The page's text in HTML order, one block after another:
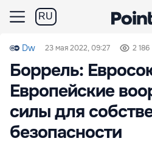
RU
Dw 23 мая 2022, 09:27 2 186
Боррель:
Европейские
силы для
безопасности